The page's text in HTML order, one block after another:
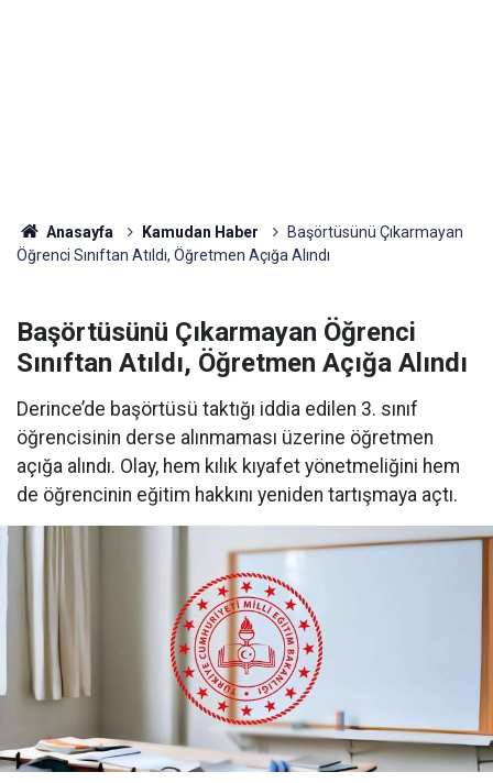
Anasayfa Kamudan Haber
Başörtüsünü Çıkarmayan
Öğrenci Sınıftan Atıldı, Öğretmen Açığa Alındı
Başörtüsünü Çıkarmayan Öğrenci
Sınıftan Atıldı, Öğretmen Açığa Alındı
Derince’de başörtüsü taktığı iddia edilen 3. sınıf
öğrencisinin derse alınmaması üzerine öğretmen
açığa alındı. Olay, hem kılık kıyafet yönetmeliğini hem
de öğrencinin eğitim hakkını yeniden tartışmaya açtı.